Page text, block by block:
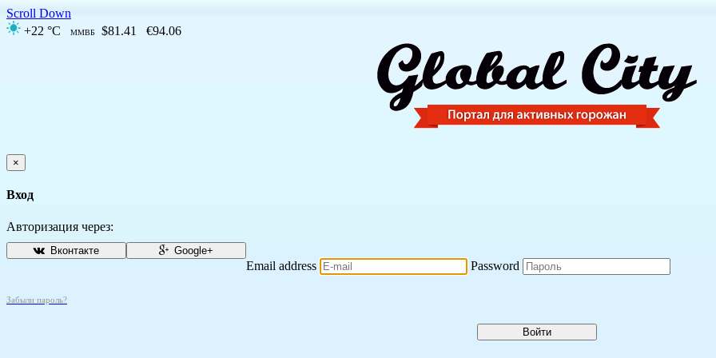
Scroll Down
+22 °C
ММВБ $81.41 €94.06
×
Вход
Авторизация через:
Вконтакте Google+
Email address Password
Забыли пароль?
Войти